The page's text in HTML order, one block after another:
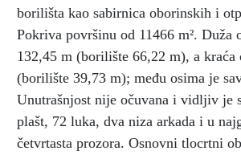
borilišta kao sabirnica oborinskih i
Pokriva površinu od 11466 m². Duža
132,45 m (borilište 66,22 m), a kraća
(borilište 39,73 m); među osima je
Unutrašnjost nije očuvana i vidljiv je
plašt, 72 luka, dva niza arkada i u
četvrtasta prozora. Osnovni tlocrtni